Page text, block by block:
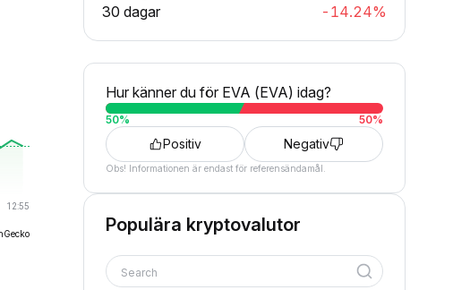
30 dagar
-14.24%
Hur känner du för EVA (EVA) idag?
50% 50%
Positiv Negativ
Obs! Informationen är endast för referensändamål.
Populära kryptovalutor
Search